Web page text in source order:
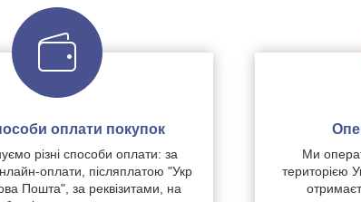
оплати покупок
різні способи оплати: за
оплати, післяплатою "Укр
Пошта", за реквізитами, на
Ми
територією